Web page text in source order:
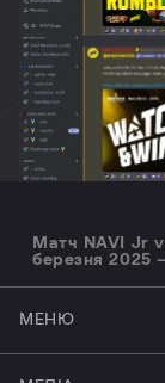
Матч NAVI Jr
березня 2025
МЕНЮ